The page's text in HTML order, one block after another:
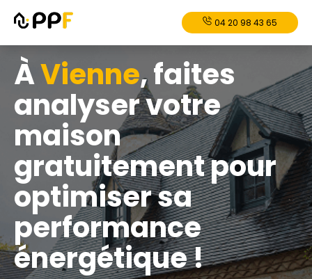
04 20 98 43 65
ÀVienne, faites
analyser votre
maison
gratuitement pour
optimiser sa
performance
énergétique !